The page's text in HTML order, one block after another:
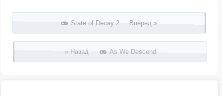
Запись навигация
State of Decay 2 Вперед »
« Назад As We Descend